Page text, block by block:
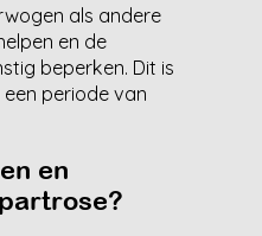
als andere
en de
beperken. Dit is
periode van
en